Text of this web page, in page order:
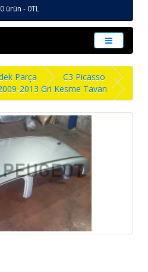
0 ürün - 0TL
Parça
C3 Picasso
2013 Gri Kesme Tavan